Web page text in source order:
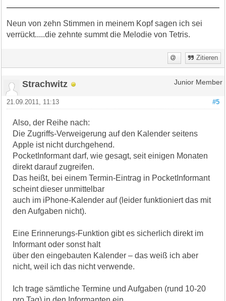
Neun von zehn Stimmen in meinem Kopf sagen ich sei
verrückt.....die zehnte summt die Melodie von Tetris.
Zitieren
Strachwitz Junior Member
#5
21.09.2011, 11:13
Also, der Reihe nach:
Die Zugriffs-Verweigerung auf den Kalender seitens
Apple ist nicht durchgehend.
PocketInformant darf, wie gesagt, seit einigen Monaten
direkt darauf zugreifen.
Das heißt, bei einem Termin-Eintrag in PocketInformant
scheint dieser unmittelbar
auch im iPhone-Kalender auf (leider funktioniert das mit
den Aufgaben nicht).
Eine Erinnerungs-Funktion gibt es sicherlich direkt im
Informant oder sonst halt
über den eingebauten Kalender – das weiß ich aber
nicht, weil ich das nicht verwende.
Ich trage sämtliche Termine und Aufgaben (rund 10-20